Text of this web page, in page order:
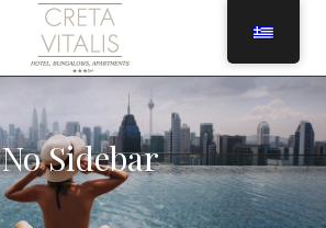
No Sidebar